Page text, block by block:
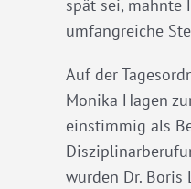
spät sei, mahnte
umfangreiche
Auf der
Monika Hagen
einstimmig als
wurden Dr. Boris